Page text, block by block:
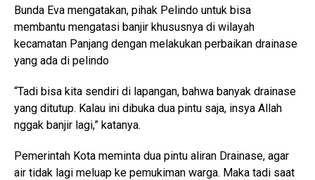
Bunda Eva mengatakan, pihak Pelindo untuk bisa
membantu mengatasi banjir khususnya di wilayah
kecamatan Panjang dengan melakukan perbaikan drainase
yang ada di pelindo
“Tadi bisa kita sendiri di lapangan, bahwa banyak drainase
yang ditutup. Kalau ini dibuka dua pintu saja, insya Allah
nggak banjir lagi,” katanya.
Pemerintah Kota meminta dua pintu aliran Drainase, agar
air tidak lagi meluap ke pemukiman warga. Maka tadi saat